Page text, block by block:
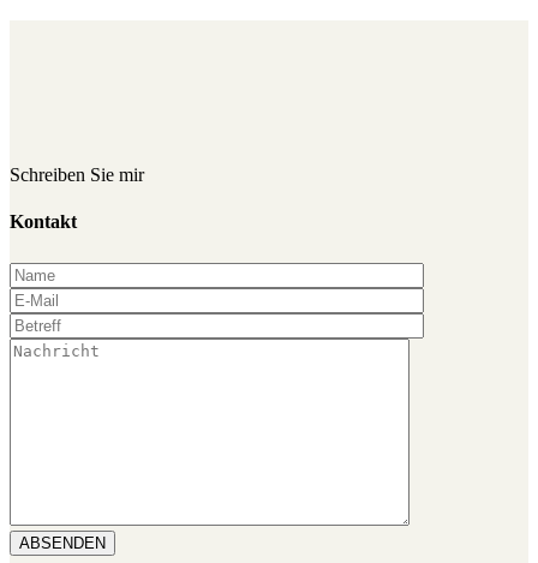
Schreiben Sie mir
Kontakt
ABSENDEN